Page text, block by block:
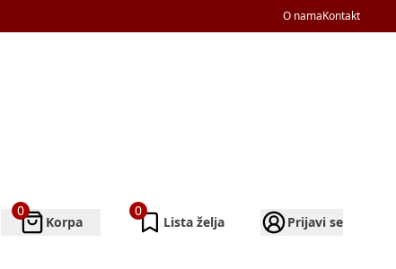
O namaKontakt
0
Korpa
0
Lista želja Prijavi se